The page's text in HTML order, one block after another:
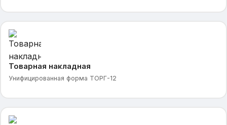
Товарная накладная
Унифицированная форма ТОРГ-12